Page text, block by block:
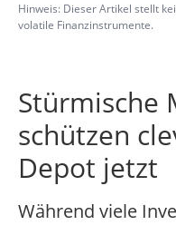
Hinweis: Dieser Artikel stellt
volatile Finanzinstrumente.
Stürmische
schützen
Depot jetzt
Während viele